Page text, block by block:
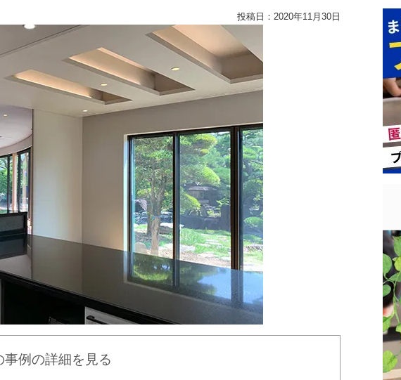
投稿日：2020年11月30日
事例の詳細を見る